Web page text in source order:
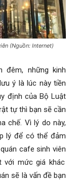
(Nguồn: Internet)
đêm, những kinh
ý là lúc này tiền
định của Bộ Luật
tự thì bạn sẽ cần
chế. Vì lý do này,
lý để có thể đảm
cafe sinh viên
với mức giá khác
sẽ là vấn đề bạn